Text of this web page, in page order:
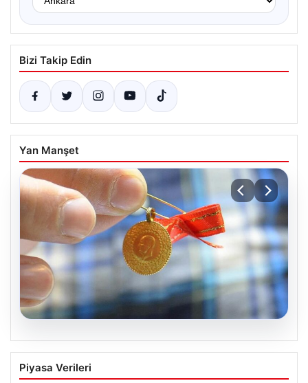
Bizi Takip Edin
Yan Manşet
06.08.2026
Altın fiyatları canlı 8 Nisan 2026: Altın
fiyatları ne kadar oldu? Gram, çeyrek,
Piyasa Verileri